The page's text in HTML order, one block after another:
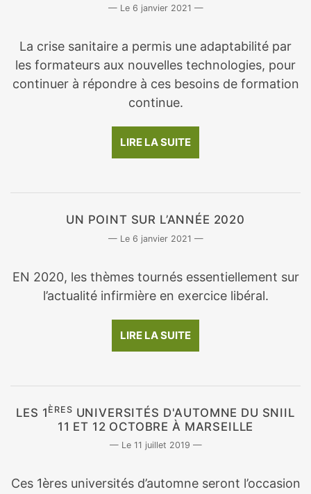
6 janvier 2021
La crise sanitaire a permis une adaptabilité par
les formateurs aux nouvelles technologies, pour
continuer à répondre à ces besoins de formation
continue.
LIRE LA SUITE
UN POINT SUR L’ANNÉE 2020
6 janvier 2021
EN 2020, les thèmes tournés essentiellement sur
l’actualité infirmière en exercice libéral.
LIRE LA SUITE
LES 1 ÈRES UNIVERSITÉS D'AUTOMNE DU SNIIL
11 ET 12 OCTOBRE À MARSEILLE
11 juillet 2019
Ces 1ères universités d’automne seront l’occasion